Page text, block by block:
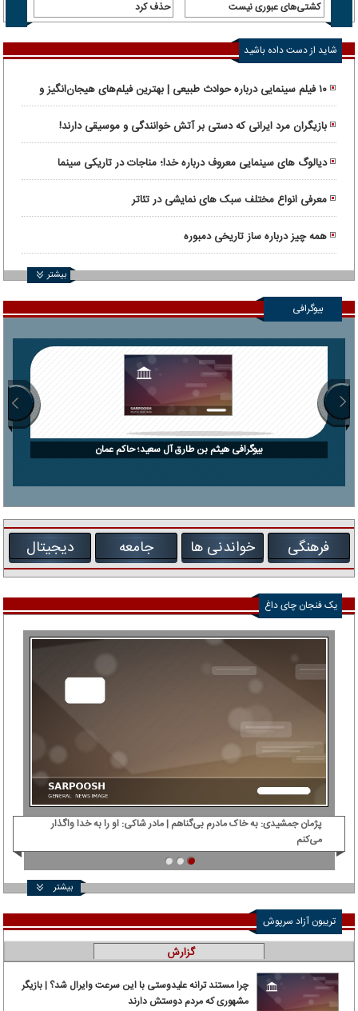
کشتی‌های عبوری نیست حذف کرد
شاید از دست داده باشید
۱۰ فیلم سینمایی درباره حوادث طبیعی | بهترین فیلم‌های هیجان‌انگیز و
واقعی
بازیگران مرد ایرانی که دستی بر آتش خوانندگی و موسیقی دارند!
دیالوگ های سینمایی معروف درباره خدا؛ مناجات در تاریکی سینما
معرفی انواع مختلف سبک های نمایشی در تئاتر
همه چیز درباره ساز تاریخی دمبوره
بیشتر
بیوگرافی
بیوگرافی هیثم بن طارق آل سعید؛ حاکم عمان
فرهنگی خواندنی ها جامعه دیجیتال
یک فنجان چای داغ
پژمان جمشیدی: ‌به خاک مادرم بی‌گناهم | مادر شاکی: او را به خدا واگذار
می‌کنم
بیشتر
تریبون آزاد سرپوش
گزارش
چرا مستند ترانه علیدوستی با این سرعت وایرال شد؟ | بازیگر
مشهوری که مردم دوستش دارند